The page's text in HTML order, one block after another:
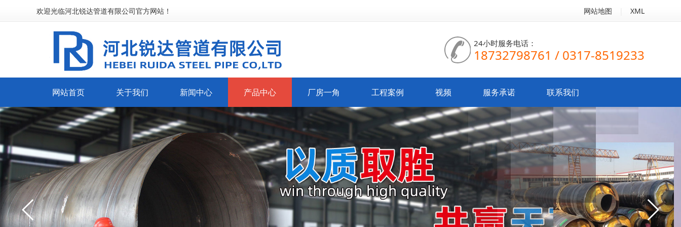
欢迎光临河北锐达管道有限公司官方网站！ 网站地图 XML
24小时服务电话：
18732798761 / 0317-8519233
网站首页 关于我们 新闻中心 产品中心 厂房一角 工程案例 视频 服务承诺 联系我们